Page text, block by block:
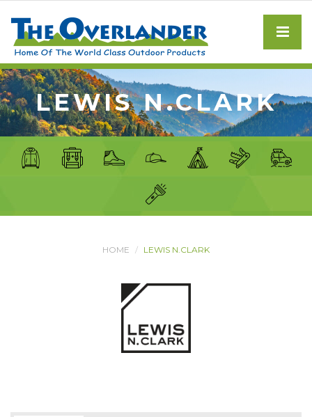
LEWIS N.CLARK
HOME LEWIS N.CLARK